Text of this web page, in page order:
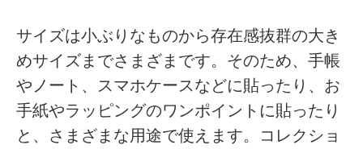
サイズは小ぶりなものから存在感抜群の大き
めサイズまでさまざまです。そのため、手帳
やノート、スマホケースなどに貼ったり、お
手紙やラッピングのワンポイントに貼ったり
と、さまざまな用途で使えます。コレクショ